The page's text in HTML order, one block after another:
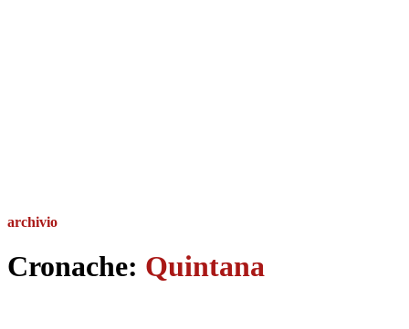
archivio
Cronache: Quintana